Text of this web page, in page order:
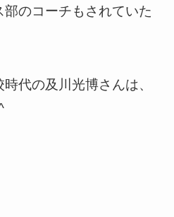
のコーチもされていた
代の及川光博さんは、